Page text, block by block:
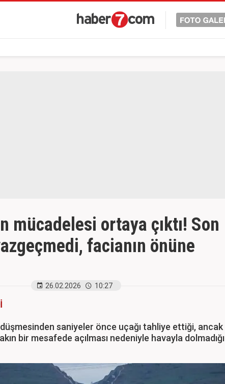
mücadelesi ortaya çıktı! Son
facianın önüne
26.02.2026 10:27
saniyeler önce uçağı tahliye ettiği, ancak
bir mesafede açılması nedeniyle havayla dolmadığı